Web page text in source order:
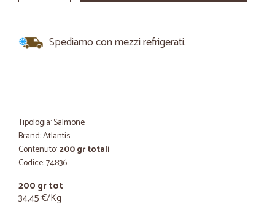
Spediamo con mezzi refrigerati.
Tipologia: Salmone
Brand: Atlantis
Contenuto:200 gr totali
Codice: 74836
200 gr tot
34,45 €/Kg